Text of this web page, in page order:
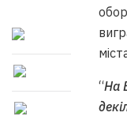
“На